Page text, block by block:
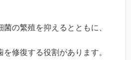
の繁殖を抑えるとともに、
を修復する役割があります。